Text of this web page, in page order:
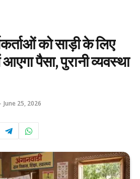
को साड़ी के लिए
पैसा, पुरानी व्यवस्था
June 25, 2026